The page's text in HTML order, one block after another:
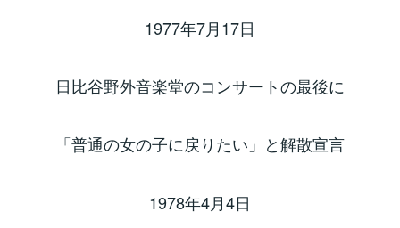
1977年7月17日
日比谷野外音楽堂のコンサートの最後に
「普通の女の子に戻りたい」と解散宣言
1978年4月4日